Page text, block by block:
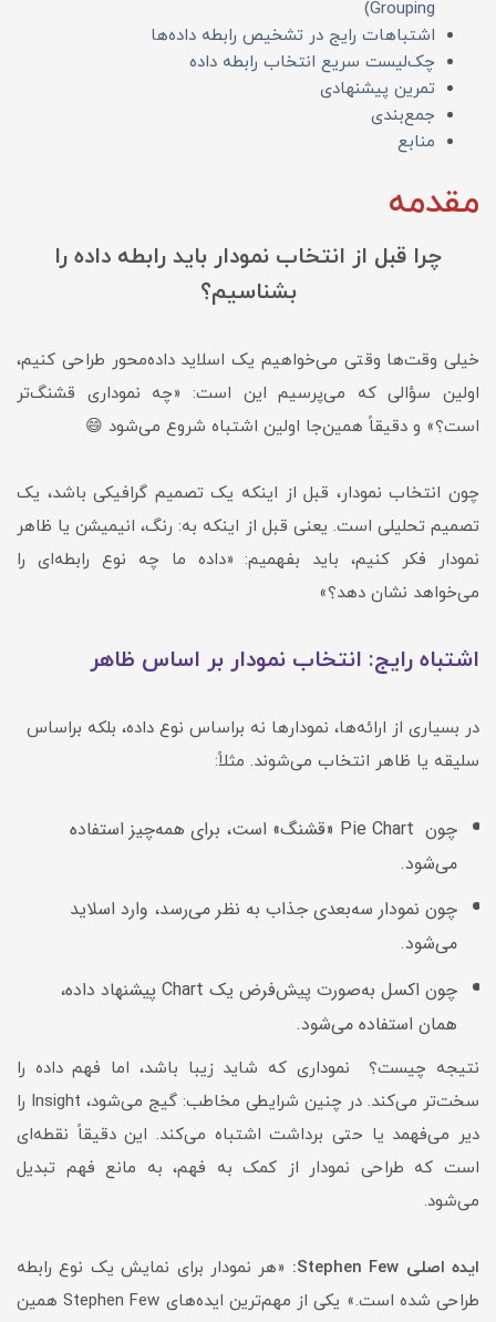
Grouping)
اشتباهات رایج در تشخیص رابطه داده‌ها
چک‌لیست سریع انتخاب رابطه داده
تمرین پیشنهادی
جمع‌بندی
منابع
مقدمه
چرا قبل از انتخاب نمودار باید رابطه داده را
بشناسیم؟
خیلی وقت‌ها وقتی می‌خواهیم یک اسلاید داده‌محور طراحی کنیم،
اولین سؤالی که می‌پرسیم این است: «چه نموداری قشنگ‌تر
است؟» و دقیقاً همین‌جا اولین اشتباه شروع می‌شود 😄
چون انتخاب نمودار، قبل از اینکه یک تصمیم گرافیکی باشد، یک
تصمیم تحلیلی است. یعنی قبل از اینکه به: رنگ، انیمیشن یا ظاهر
نمودار فکر کنیم، باید بفهمیم: «داده ما چه نوع رابطه‌ای را
می‌خواهد نشان دهد؟»
اشتباه رایج: انتخاب نمودار بر اساس ظاهر
در بسیاری از ارائه‌ها، نمودارها نه براساس نوع داده، بلکه براساس
سلیقه یا ظاهر انتخاب می‌شوند. مثلاً:
چون Pie Chart «قشنگ» است، برای همه‌چیز استفاده
می‌شود.
چون نمودار سه‌بعدی جذاب به نظر می‌رسد، وارد اسلاید
می‌شود.
چون اکسل به‌صورت پیش‌فرض یک Chart پیشنهاد داده،
همان استفاده می‌شود.
نتیجه چیست؟ نموداری که شاید زیبا باشد، اما فهم داده را
سخت‌تر می‌کند. در چنین شرایطی مخاطب: گیج می‌شود، Insight را
دیر می‌فهمد یا حتی برداشت اشتباه می‌کند. این دقیقاً نقطه‌ای
است که طراحی نمودار از کمک به فهم، به مانع فهم تبدیل
می‌شود.
ایده اصلی Stephen Few:
«هر نمودار برای نمایش یک نوع رابطه
طراحی شده است.» یکی از مهم‌ترین ایده‌های Stephen Few همین